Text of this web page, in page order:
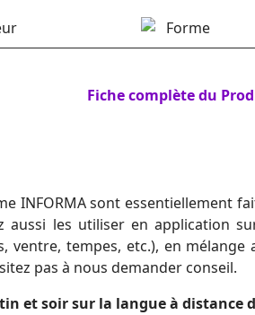
Fiche complète du
INFORMA sont essentiellement
aussi les utiliser en application
ventre, tempes, etc.), en
pas à nous demander conseil.
et soir sur la langue à distance